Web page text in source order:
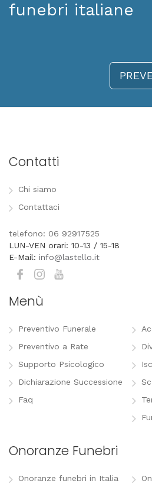
funebri italiane
Contatti
Chi siamo
Contattaci
telefono: 06 92917525
LUN-VEN orari: 10-13 / 15-18
E-Mail: info@lastello.it
Menù
Preventivo Funerale
Preventivo a Rate
Supporto Psicologico
Dichiarazione Successione
Faq
Onoranze Funebri
Onoranze funebri in Italia